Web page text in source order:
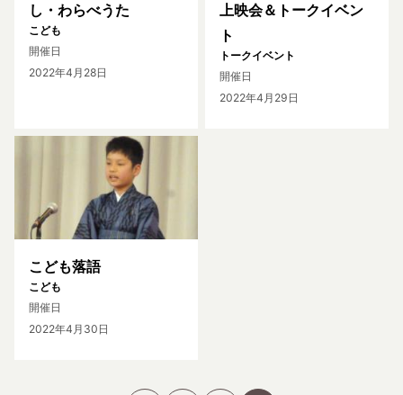
し・わらべうた
こども
開催日
2022年4月28日
上映会＆トークイベン
ト
トークイベント
開催日
2022年4月29日
こども落語
こども
開催日
2022年4月30日